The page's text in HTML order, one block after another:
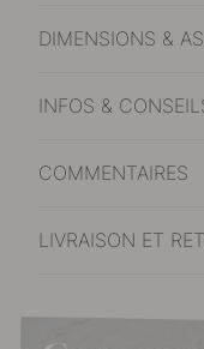
DIMENSIONS &
INFOS &
COMMENTAIRES
LIVRAISON ET